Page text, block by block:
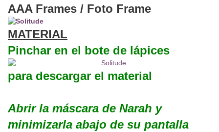
AAA Frames / Foto Frame
MATERIAL
Pinchar en el bote de lápices
para descargar el material
Abrir la máscara de Narah y
minimizarla abajo de su pantalla